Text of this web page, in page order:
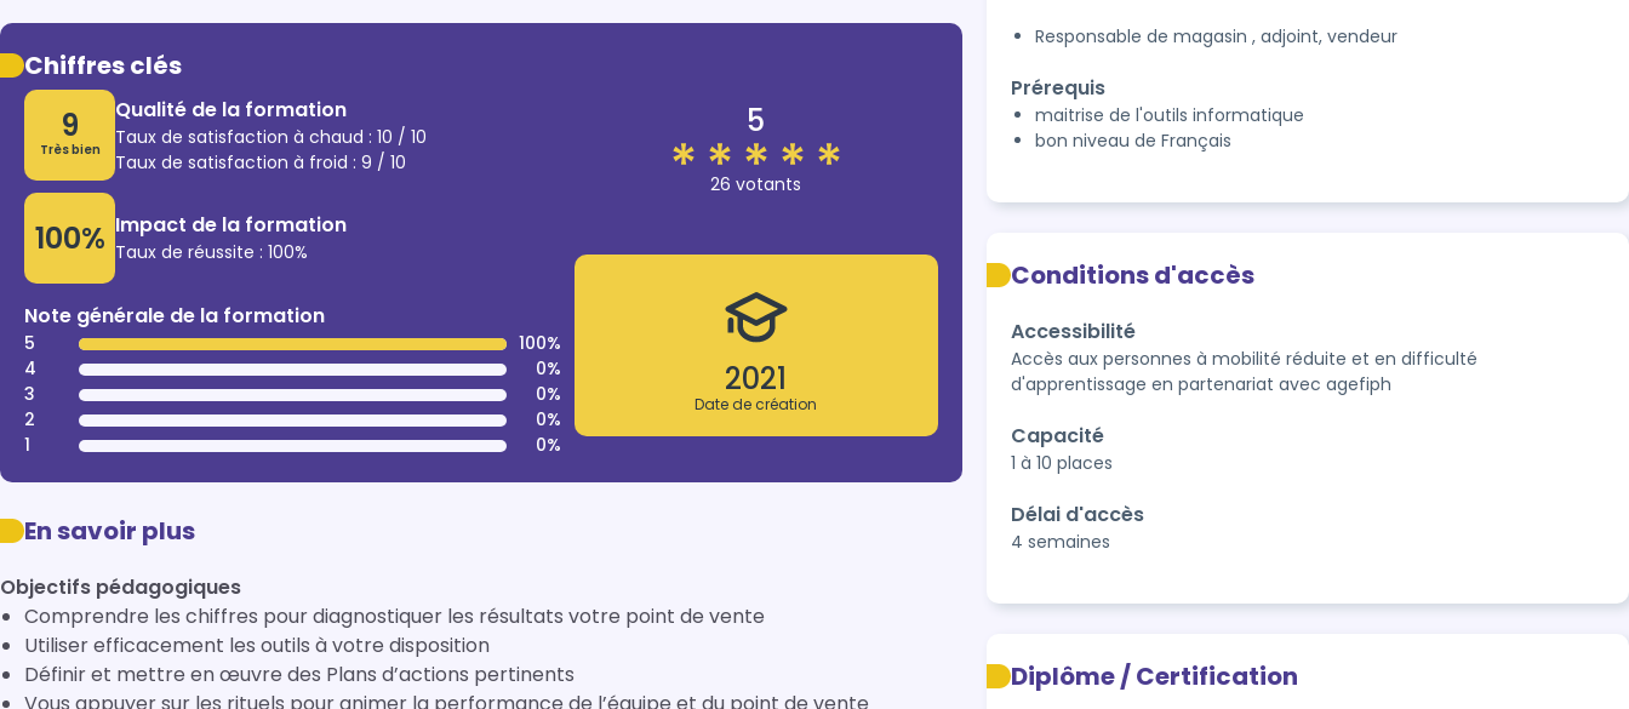
Chiffres clés
9
Très bien
Qualité de la formation
Taux de satisfaction à chaud : 10 / 10
Taux de satisfaction à froid : 9 / 10
100% Impact de la formation
Taux de réussite : 100%
Note générale de la formation
5
100%
4
0%
3
0%
2
0%
1
0%
5
26 votants
2021
Date de création
En savoir plus
Objectifs pédagogiques
Comprendre les chiffres pour diagnostiquer les résultats votre point de vente
Utiliser efficacement les outils à votre disposition
Définir et mettre en œuvre des Plans d’actions pertinents
Responsable de magasin , adjoint, vendeur
Prérequis
maitrise de l'outils informatique
bon niveau de Français
Conditions d'accès
Accessibilité
Accès aux personnes à mobilité réduite et en difficulté
d'apprentissage en partenariat avec agefiph
Capacité
1 à 10 places
Délai d'accès
4 semaines
Diplôme / Certification